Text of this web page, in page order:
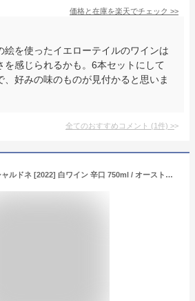
価格と在庫を楽天でチェック >>
絵を使ったイエローテイルのワインは
を感じられるかも。6本セットにして
、好みの味のものが見付かると思いま
全てのおすすめコメント (1件) >
ヒドゥン パール シャルドネ [2022] 白ワイン 辛口 750ml / オーストラリア サウス イースタン オーストラリアG.I. Berton Vineyards Pty Ltd バートン ヴィンヤーズ Hidden Pearl Chardonnay [mtbs]